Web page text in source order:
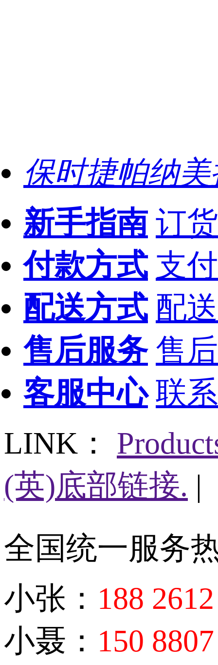
保时捷帕纳
新手指南 订
付款方式 支
配送方式 配
售后服务 售
客服中心 联
LINK：
(英)底部链接. |
全国统一服务
小张： 188
小聂： 150